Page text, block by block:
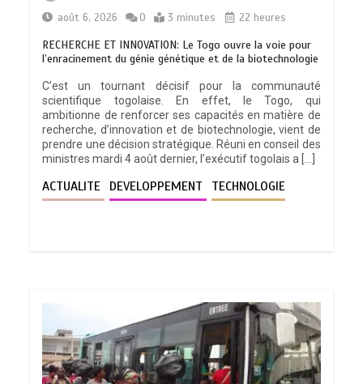
août 6, 2026
0 3 minutes 22 heures
RECHERCHE ET INNOVATION: Le Togo ouvre la voie pour
l’enracinement du génie génétique et de la biotechnologie
C’est un tournant décisif pour la communauté
scientifique togolaise. En effet, le Togo, qui
ambitionne de renforcer ses capacités en matière de
recherche, d’innovation et de biotechnologie, vient de
prendre une décision stratégique. Réuni en conseil des
ministres mardi 4 août dernier, l’exécutif togolais a […]
ACTUALITE DEVELOPPEMENT TECHNOLOGIE